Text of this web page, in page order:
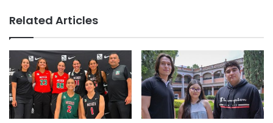
Related Articles